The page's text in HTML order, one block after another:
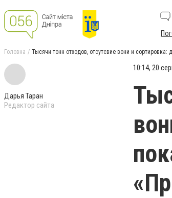
Головна Тысячи тонн отходов, отсутсвие вони и
Дарья Таран
Редактор сайта
10:14, 20